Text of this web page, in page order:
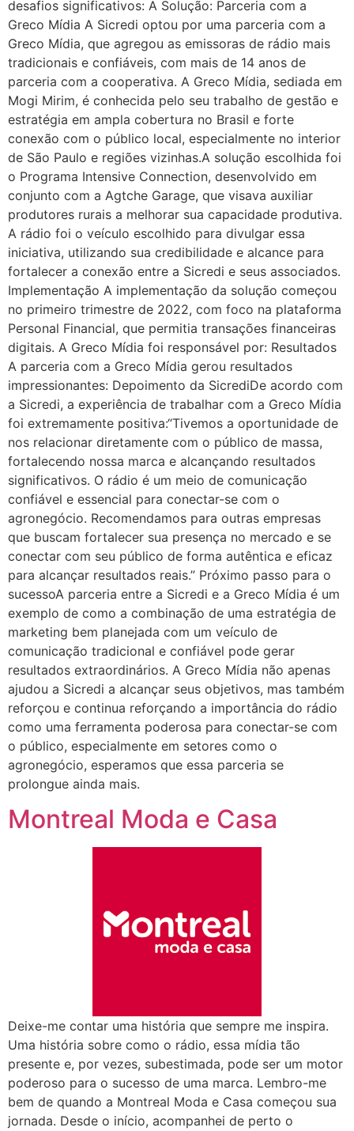
desafios significativos: A Solução: Parceria com a
Greco Mídia A Sicredi optou por uma parceria com a
Greco Mídia, que agregou as emissoras de rádio mais
tradicionais e confiáveis, com mais de 14 anos de
parceria com a cooperativa. A Greco Mídia, sediada em
Mogi Mirim, é conhecida pelo seu trabalho de gestão e
estratégia em ampla cobertura no Brasil e forte
conexão com o público local, especialmente no interior
de São Paulo e regiões vizinhas.A solução escolhida foi
o Programa Intensive Connection, desenvolvido em
conjunto com a Agtche Garage, que visava auxiliar
produtores rurais a melhorar sua capacidade produtiva.
A rádio foi o veículo escolhido para divulgar essa
iniciativa, utilizando sua credibilidade e alcance para
fortalecer a conexão entre a Sicredi e seus associados.
Implementação A implementação da solução começou
no primeiro trimestre de 2022, com foco na plataforma
Personal Financial, que permitia transações financeiras
digitais. A Greco Mídia foi responsável por: Resultados
A parceria com a Greco Mídia gerou resultados
impressionantes: Depoimento da SicrediDe acordo com
a Sicredi, a experiência de trabalhar com a Greco Mídia
foi extremamente positiva:“Tivemos a oportunidade de
nos relacionar diretamente com o público de massa,
fortalecendo nossa marca e alcançando resultados
significativos. O rádio é um meio de comunicação
confiável e essencial para conectar-se com o
agronegócio. Recomendamos para outras empresas
que buscam fortalecer sua presença no mercado e se
conectar com seu público de forma autêntica e eficaz
para alcançar resultados reais.” Próximo passo para o
sucessoA parceria entre a Sicredi e a Greco Mídia é um
exemplo de como a combinação de uma estratégia de
marketing bem planejada com um veículo de
comunicação tradicional e confiável pode gerar
resultados extraordinários. A Greco Mídia não apenas
ajudou a Sicredi a alcançar seus objetivos, mas também
reforçou e continua reforçando a importância do rádio
como uma ferramenta poderosa para conectar-se com
o público, especialmente em setores como o
agronegócio, esperamos que essa parceria se
prolongue ainda mais.
Montreal Moda e Casa
Deixe-me contar uma história que sempre me inspira.
Uma história sobre como o rádio, essa mídia tão
presente e, por vezes, subestimada, pode ser um motor
poderoso para o sucesso de uma marca. Lembro-me
bem de quando a Montreal Moda e Casa começou sua
jornada. Desde o início, acompanhei de perto o